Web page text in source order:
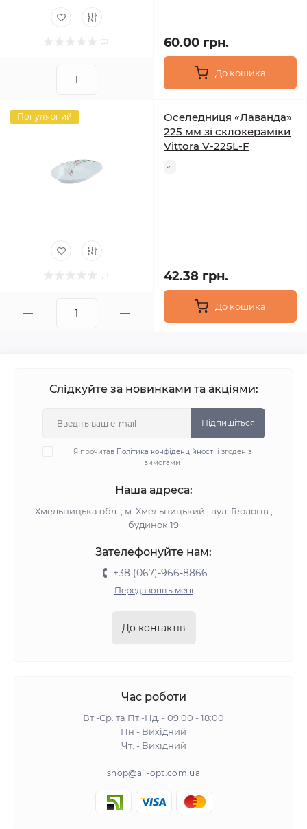
60.00 грн.
До кошика
Популярний
Оселедниця «Лаванда»
225 мм зі склокераміки
Vittora V-225L-F
42.38 грн.
До кошика
Слідкуйте за новинками та акціями:
Підпишіться
Я прочитав Політика конфіденційності і згоден з
вимогами
Наша адреса:
Хмельницька обл. , м. Хмельницький , вул. Геологів ,
будинок 19
Зателефонуйте нам:
+38 (067)-966-8866
Передзвоніть мені
До контактів
Час роботи
Вт.-Ср. та Пт.-Нд. - 09:00 - 18:00
Пн - Вихідний
Чт. - Вихідний
shop@all-opt.com.ua